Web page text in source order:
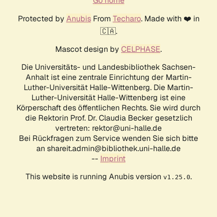
Protected by AnubisFrom Techaro. Made with ❤️ in
🇨🇦.
Mascot design by CELPHASE.
Die Universitäts- und Landesbibliothek Sachsen-
Anhalt ist eine zentrale Einrichtung der Martin-
Luther-Universität Halle-Wittenberg. Die Martin-
Luther-Universität Halle-Wittenberg ist eine
Körperschaft des öffentlichen Rechts. Sie wird durch
die Rektorin Prof. Dr. Claudia Becker gesetzlich
vertreten: rektor@uni-halle.de
Bei Rückfragen zum Service wenden Sie sich bitte
an shareit.admin@bibliothek.uni-halle.de
-- Imprint
This website is running Anubis version v1.25.0.